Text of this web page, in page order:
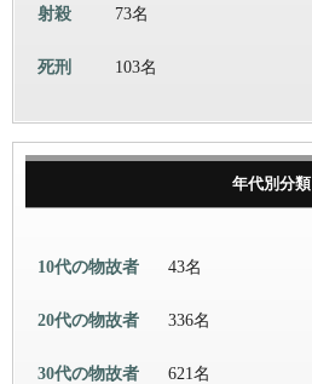
射殺 73名
死刑 103名
年代別分類
10代の物故者 43名
20代の物故者 336名
30代の物故者 621名